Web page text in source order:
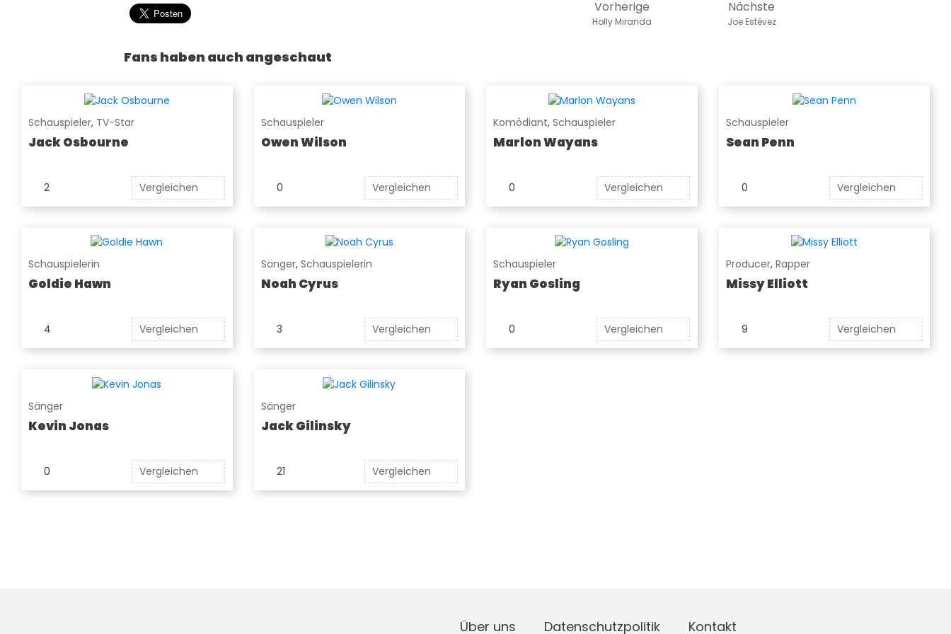
Nächste
Joe Estévez
Vorherige
Holly Miranda
Fans haben auch angeschaut
Schauspieler, TV-Star
Jack Osbourne
2 Vergleichen
Schauspieler
Owen Wilson
0 Vergleichen
Komödiant, Schauspieler
Marlon Wayans
0 Vergleichen
Schauspieler
Sean Penn
0 Vergleichen
Schauspielerin
Goldie Hawn
4 Vergleichen
Sänger, Schauspielerin
Noah Cyrus
3 Vergleichen
Schauspieler
Ryan Gosling
0 Vergleichen
Producer, Rapper
Missy Elliott
9 Vergleichen
Sänger
Kevin Jonas
0 Vergleichen
Sänger
Jack Gilinsky
21 Vergleichen
Über uns Datenschutzpolitik Kontakt